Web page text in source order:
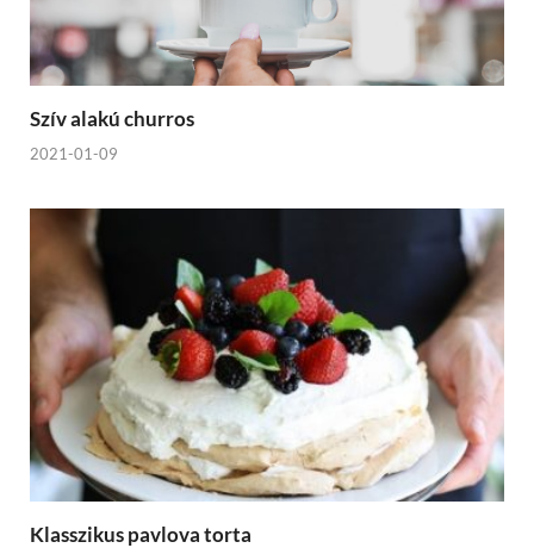
Szív alakú churros
2021-01-09
Klasszikus pavlova torta